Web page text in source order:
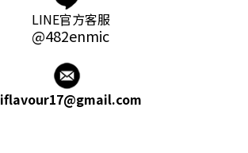
LINE官方客服
@482enmic
iflavour17@gmail.com